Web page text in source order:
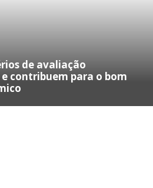
de avaliação
contribuem para o bom